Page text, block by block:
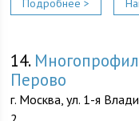
Подробнее >
14.
Перово
г. Москва, ул. 1-я